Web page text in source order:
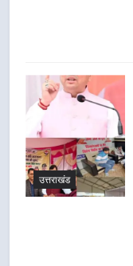
उत्तराखंड